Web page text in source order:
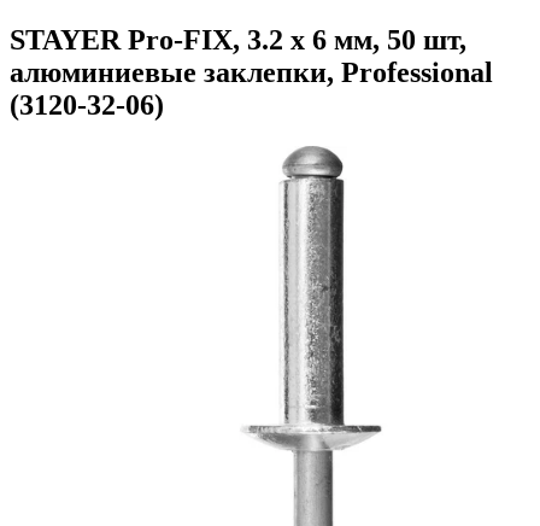
STAYER Pro-FIX, 3.2 х 6 мм, 50 шт,
алюминиевые заклепки, Professional
(3120-32-06)